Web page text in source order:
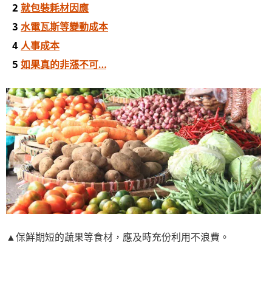
就包裝耗材因應
水電瓦斯等變動成本
人事成本
如果真的非漲不可…
▲保鮮期短的蔬果等食材，應及時充份利用不浪費。